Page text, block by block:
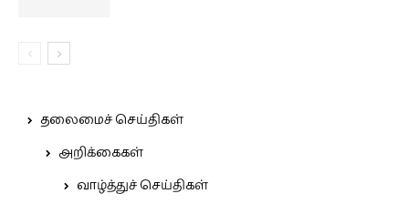
தலைமைச் செய்திகள்
அறிக்கைகள்
வாழ்த்துச் செய்திகள்